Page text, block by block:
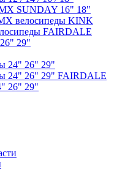
SUNDAY 16" 18"
велосипеды KINK
FAIRDALE
29"
24" 26" 29"
24" 26" 29" FAIRDALE
26" 29"